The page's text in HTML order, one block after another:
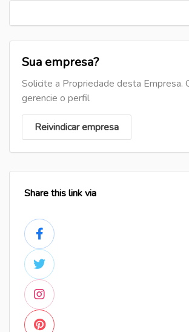
Sua empresa?
Solicite a Propriedade desta Empresa.
gerencie o perfil
Reivindicar empresa
Share this link via